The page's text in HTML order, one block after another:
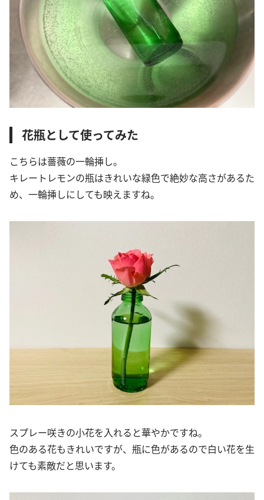
花瓶として使ってみた
こちらは薔薇の一輪挿し。
キレートレモンの瓶はきれいな緑色で絶妙な高さがあるた
め、一輪挿しにしても映えますね。
スプレー咲きの小花を入れると華やかですね。
色のある花もきれいですが、瓶に色があるので白い花を生
けても素敵だと思います。